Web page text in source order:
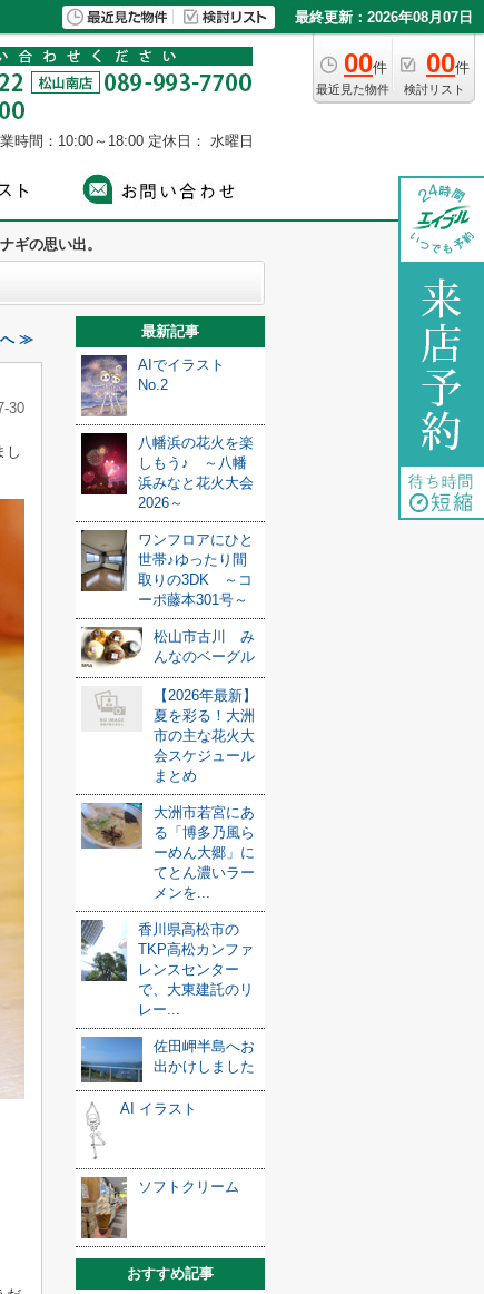
最終更新：2026年08月07日
00件
最近見た物件
00件
検討リスト
時間：10:00～18:00 定休日： 水曜日
ギの思い出。
へ ≫
30
し
最新記事
AIでイラスト
No.2
八幡浜の花火を楽
しもう♪ ～八幡
浜みなと花火大会
2026～
ワンフロアにひと
世帯♪ゆったり間
取りの3DK ～コ
ーポ藤本301号～
松山市古川 み
んなのベーグル
【2026年最新】
夏を彩る！大洲
市の主な花火大
会スケジュール
まとめ
大洲市若宮にあ
る「博多乃風ら
ーめん大郷」に
てとん濃いラー
メンを...
香川県高松市の
TKP高松カンファ
レンスセンター
で、大東建託のリ
レー...
佐田岬半島へお
出かけしました
AI イラスト
ソフトクリーム
おすすめ記事